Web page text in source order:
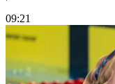
09:21